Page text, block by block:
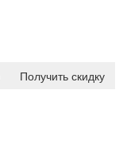
Получить скидку